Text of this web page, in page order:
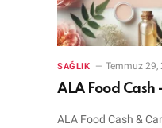
SAĞLIK Temmuz 29,
ALA Food Cash
ALA Food Cash &